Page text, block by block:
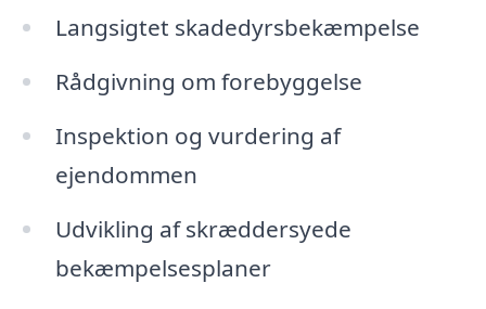
Langsigtet skadedyrsbekæmpelse
Rådgivning om forebyggelse
Inspektion og vurdering af
ejendommen
Udvikling af skræddersyede
bekæmpelsesplaner